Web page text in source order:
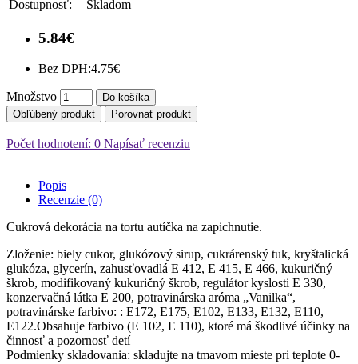
Dostupnosť: Skladom
5.84€
Bez DPH:4.75€
Množstvo
Do košíka
Obľúbený produkt
Porovnať produkt
Počet hodnotení: 0 Napísať recenziu
Popis
Recenzie (0)
Cukrová dekorácia na tortu autíčka na zapichnutie.
Zloženie: biely cukor, glukózový sirup, cukrárenský tuk, kryštalická
glukóza, glycerín, zahusťovadlá E 412, E 415, E 466, kukuričný
škrob, modifikovaný kukuričný škrob, regulátor kyslosti E 330,
konzervačná látka E 200, potravinárska aróma „Vanilka“,
potravinárske farbivo: : Е172, Е175, Е102, Е133, Е132, Е110,
Е122.Obsahuje farbivo (E 102, E 110), ktoré má škodlivé účinky na
činnosť a pozornosť detí
Podmienky skladovania: skladujte na tmavom mieste pri teplote 0-